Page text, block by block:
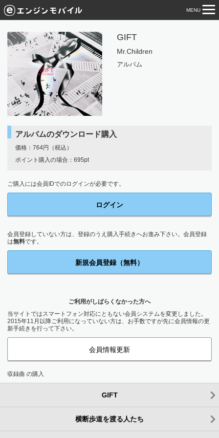
MENU
GIFT
Mr.Children
アルバム
アルバムのダウンロード購入
価格：764円（税込）
ポイント購入の場合：695pt
ご購入には会員IDでのログインが必要です。
ログイン
会員登録していない方は、登録のうえ購入手続きへお進み下さい。会員登録
は無料です。
新規会員登録（無料）
ご利用がしばらくなかった方へ
当サイトではスマートフォン対応にともない会員システムを変更しました。
2015年11月以降ご利用になっていない方は、お手数ですが先に会員情報の更
新手続きを行って下さい。
会員情報更新
収録曲 の購入
GIFT
横断歩道を渡る人たち